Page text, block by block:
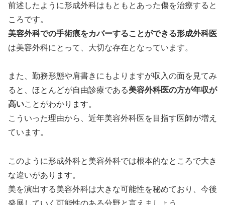
前述したように形成外科はもともとあった傷を治療すると
ころです。
美容外科での手術痕をカバーすることができる形成外科医
は美容外科にとって、大切な存在となっています。
また、勤務形態や肩書きにもよりますが収入の面を見てみ
ると、ほとんどが自由診療である美容外科医の方が年収が
高いことがわかります。
こういった理由から、近年美容外科医を目指す医師が増え
ています。
このように形成外科と美容外科では根本的なところで大き
な違いがあります。
美を演出する美容外科は大きな可能性を秘めており、今後